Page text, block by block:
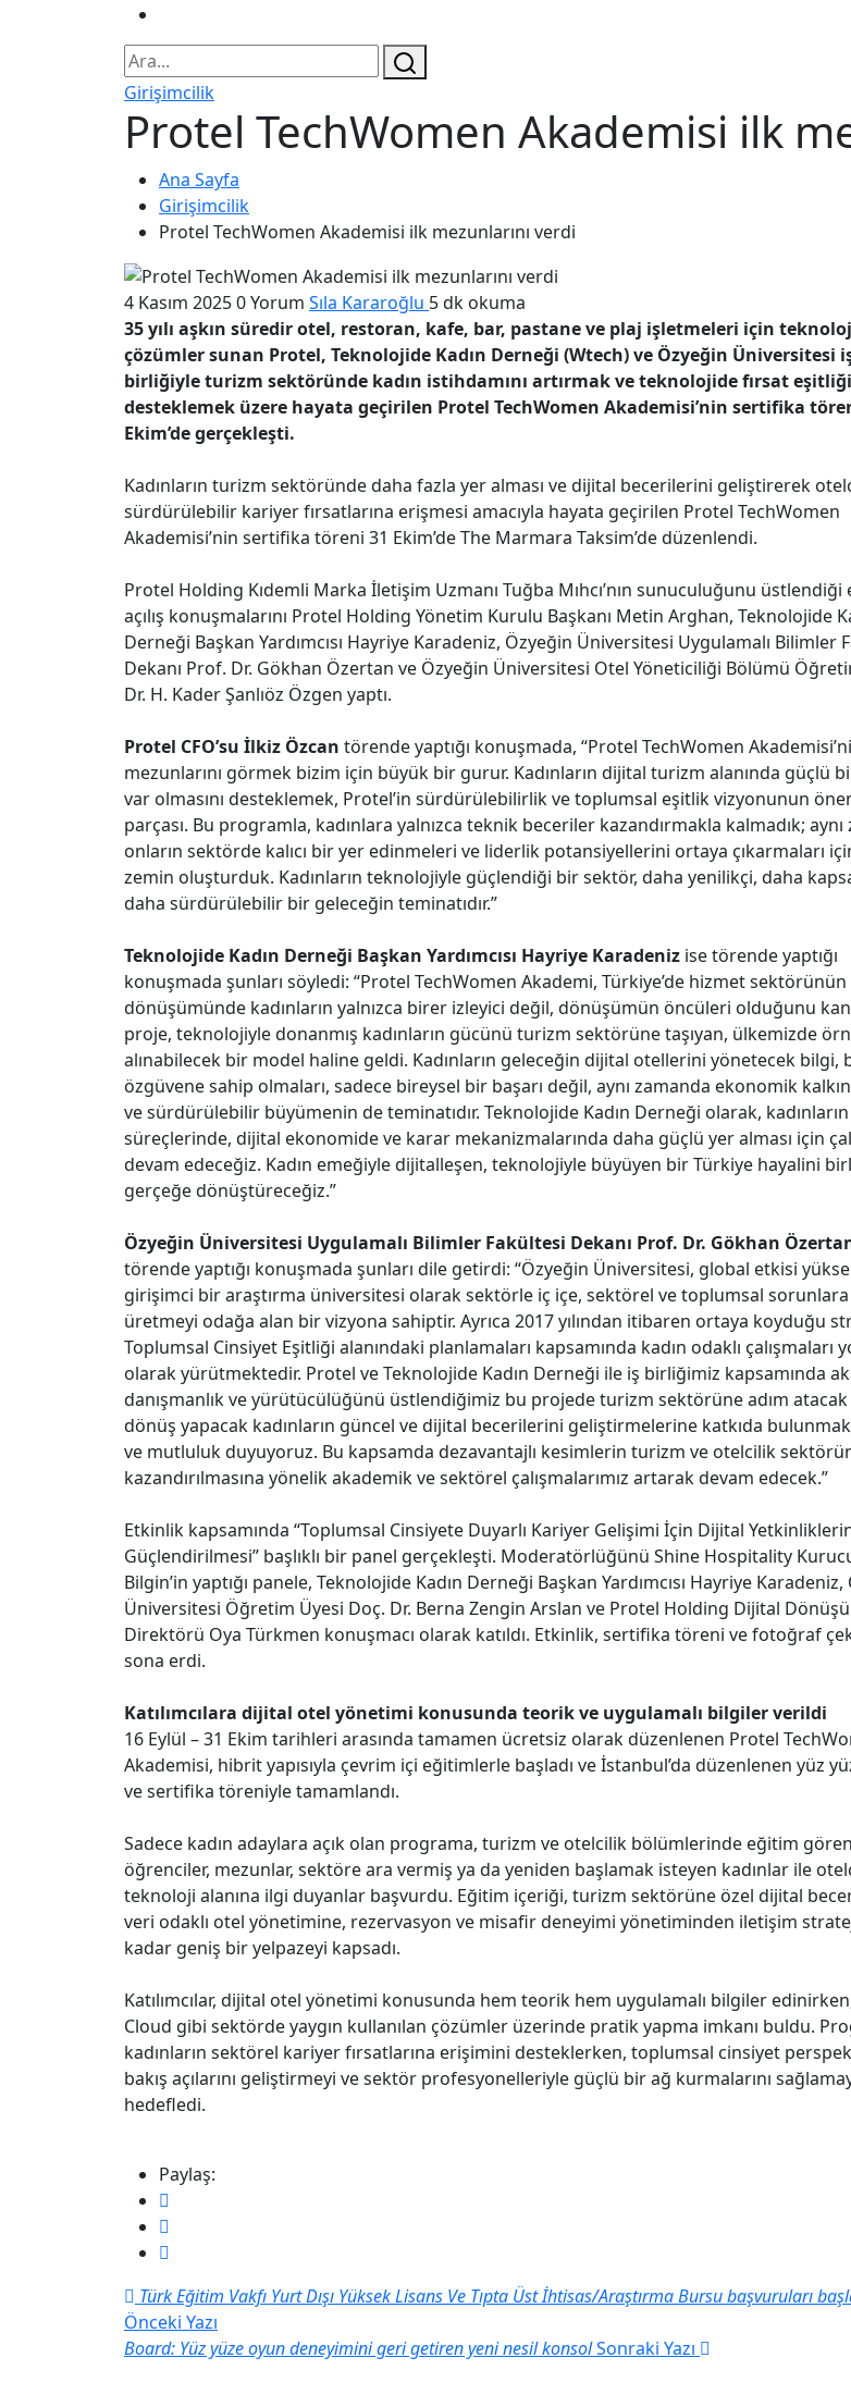
Girişimcilik
Protel TechWomen Akademisi ilk
Ana Sayfa
Girişimcilik
Protel TechWomen Akademisi ilk mezunlarını verdi
4 Kasım 20250 Yorum Sıla Kararoğlu 5 dk okuma
35 yılı aşkın süredir otel, restoran, kafe, bar, pastane ve plaj işletmeleri için
çözümler sunan Protel, Teknolojide Kadın Derneği (Wtech) ve Özyeğin Üniversitesi
birliğiyle turizm sektöründe kadın istihdamını artırmak ve teknolojide fırsat
desteklemek üzere hayata geçirilen Protel TechWomen Akademisi’nin sertifika
Ekim’de gerçekleşti.
Kadınların turizm sektöründe daha fazla yer alması ve dijital becerilerini geliştirerek
sürdürülebilir kariyer fırsatlarına erişmesi amacıyla hayata geçirilen Protel TechWomen
Akademisi’nin sertifika töreni 31 Ekim’de The Marmara Taksim’de düzenlendi.
Protel Holding Kıdemli Marka İletişim Uzmanı Tuğba Mıhcı’nın sunuculuğunu
açılış konuşmalarını Protel Holding Yönetim Kurulu Başkanı Metin Arghan, Teknolojide
Derneği Başkan Yardımcısı Hayriye Karadeniz, Özyeğin Üniversitesi Uygulamalı Bilimler
Dekanı Prof. Dr. Gökhan Özertan ve Özyeğin Üniversitesi Otel Yöneticiliği Bölümü
Dr. H. Kader Şanlıöz Özgen yaptı.
Protel CFO’su İlkiz Özcan törende yaptığı konuşmada, “Protel TechWomen
mezunlarını görmek bizim için büyük bir gurur. Kadınların dijital turizm alanında güçlü
var olmasını desteklemek, Protel’in sürdürülebilirlik ve toplumsal eşitlik vizyonunun
parçası. Bu programla, kadınlara yalnızca teknik beceriler kazandırmakla kalmadık; aynı
onların sektörde kalıcı bir yer edinmeleri ve liderlik potansiyellerini ortaya çıkarmaları
zemin oluşturduk. Kadınların teknolojiyle güçlendiği bir sektör, daha yenilikçi, daha
daha sürdürülebilir bir geleceğin teminatıdır.”
Teknolojide Kadın Derneği Başkan Yardımcısı Hayriye Karadeniz ise törende yaptığı
konuşmada şunları söyledi: “Protel TechWomen Akademi, Türkiye’de hizmet
dönüşümünde kadınların yalnızca birer izleyici değil, dönüşümün öncüleri olduğunu
proje, teknolojiyle donanmış kadınların gücünü turizm sektörüne taşıyan, ülkemizde
alınabilecek bir model haline geldi. Kadınların geleceğin dijital otellerini yönetecek bilgi,
özgüvene sahip olmaları, sadece bireysel bir başarı değil, aynı zamanda ekonomik
ve sürdürülebilir büyümenin de teminatıdır. Teknolojide Kadın Derneği olarak,
süreçlerinde, dijital ekonomide ve karar mekanizmalarında daha güçlü yer alması için
devam edeceğiz. Kadın emeğiyle dijitalleşen, teknolojiyle büyüyen bir Türkiye hayalini
gerçeğe dönüştüreceğiz.”
Özyeğin Üniversitesi Uygulamalı Bilimler Fakültesi Dekanı Prof. Dr. Gökhan
törende yaptığı konuşmada şunları dile getirdi: “Özyeğin Üniversitesi, global etkisi
girişimci bir araştırma üniversitesi olarak sektörle iç içe, sektörel ve toplumsal
üretmeyi odağa alan bir vizyona sahiptir. Ayrıca 2017 yılından itibaren ortaya koyduğu
Toplumsal Cinsiyet Eşitliği alanındaki planlamaları kapsamında kadın odaklı çalışmaları
olarak yürütmektedir. Protel ve Teknolojide Kadın Derneği ile iş birliğimiz kapsamında
danışmanlık ve yürütücülüğünü üstlendiğimiz bu projede turizm sektörüne adım atacak
dönüş yapacak kadınların güncel ve dijital becerilerini geliştirmelerine katkıda
ve mutluluk duyuyoruz. Bu kapsamda dezavantajlı kesimlerin turizm ve otelcilik
kazandırılmasına yönelik akademik ve sektörel çalışmalarımız artarak devam edecek.”
Etkinlik kapsamında “Toplumsal Cinsiyete Duyarlı Kariyer Gelişimi İçin Dijital
Güçlendirilmesi” başlıklı bir panel gerçekleşti. Moderatörlüğünü Shine Hospitality
Bilgin’in yaptığı panele, Teknolojide Kadın Derneği Başkan Yardımcısı Hayriye
Üniversitesi Öğretim Üyesi Doç. Dr. Berna Zengin Arslan ve Protel Holding Dijital
Direktörü Oya Türkmen konuşmacı olarak katıldı. Etkinlik, sertifika töreni ve fotoğraf
sona erdi.
Katılımcılara dijital otel yönetimi konusunda teorik ve uygulamalı bilgiler verildi
16 Eylül – 31 Ekim tarihleri arasında tamamen ücretsiz olarak düzenlenen Protel
Akademisi, hibrit yapısıyla çevrim içi eğitimlerle başladı ve İstanbul’da düzenlenen yüz
ve sertifika töreniyle tamamlandı.
Sadece kadın adaylara açık olan programa, turizm ve otelcilik bölümlerinde eğitim gören
öğrenciler, mezunlar, sektöre ara vermiş ya da yeniden başlamak isteyen kadınlar ile
teknoloji alanına ilgi duyanlar başvurdu. Eğitim içeriği, turizm sektörüne özel dijital
veri odaklı otel yönetimine, rezervasyon ve misafir deneyimi yönetiminden iletişim
kadar geniş bir yelpazeyi kapsadı.
Katılımcılar, dijital otel yönetimi konusunda hem teorik hem uygulamalı bilgiler
Cloud gibi sektörde yaygın kullanılan çözümler üzerinde pratik yapma imkanı buldu.
kadınların sektörel kariyer fırsatlarına erişimini desteklerken, toplumsal cinsiyet
bakış açılarını geliştirmeyi ve sektör profesyonelleriyle güçlü bir ağ kurmalarını
hedefledi.
Paylaş:
Türk Eğitim Vakfı Yurt Dışı Yüksek Lisans Ve Tıpta Üst İhtisas/Araştırma Bursu başvuruları
Önceki Yazı
Board: Yüz yüze oyun deneyimini geri getiren yeni nesil konsolSonraki Yazı